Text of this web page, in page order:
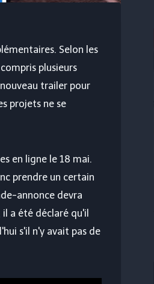
Selon les
plusieurs
trailer pour
projets ne se
en ligne le 18 mai.
prendre un certain
annonce devra
a été déclaré qu'il
s'il n'y avait pas de